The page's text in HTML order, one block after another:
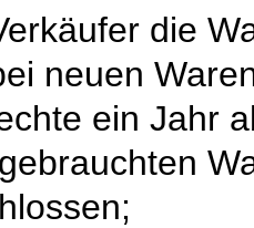
die
neuen
ein Jahr